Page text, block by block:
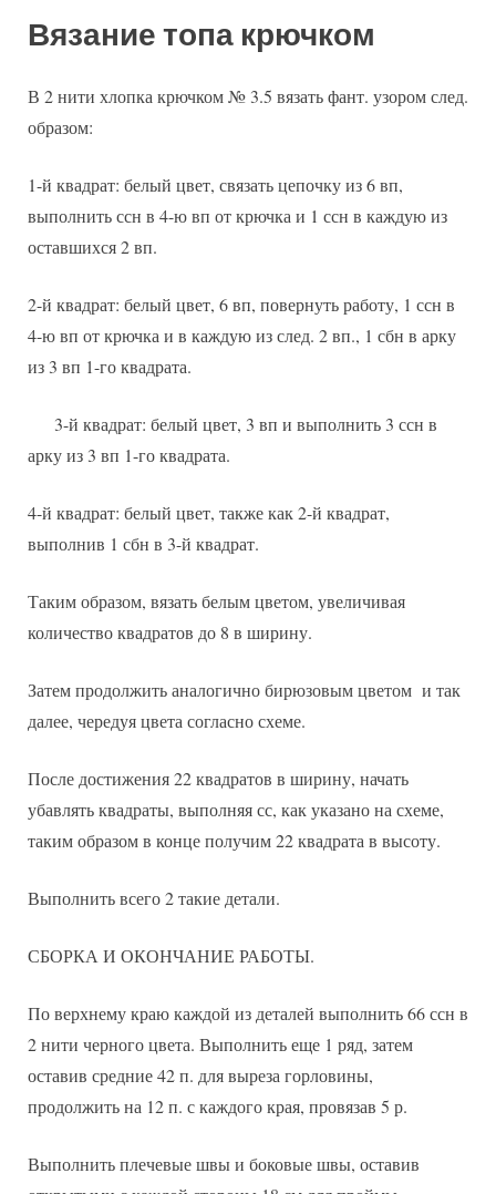
Вязание топа крючком
В 2 нити хлопка крючком № 3.5 вязать фант. узором след.
образом:
1-й квадрат: белый цвет, связать цепочку из 6 вп,
выполнить ссн в 4-ю вп от крючка и 1 ссн в каждую из
оставшихся 2 вп.
2-й квадрат: белый цвет, 6 вп, повернуть работу, 1 ссн в
4-ю вп от крючка и в каждую из след. 2 вп., 1 сбн в арку
из 3 вп 1-го квадрата.
3-й квадрат: белый цвет, 3 вп и выполнить 3 ссн в
арку из 3 вп 1-го квадрата.
4-й квадрат: белый цвет, также как 2-й квадрат,
выполнив 1 сбн в 3-й квадрат.
Таким образом, вязать белым цветом, увеличивая
количество квадратов до 8 в ширину.
Затем продолжить аналогично бирюзовым цветом и так
далее, чередуя цвета согласно схеме.
После достижения 22 квадратов в ширину, начать
убавлять квадраты, выполняя сс, как указано на схеме,
таким образом в конце получим 22 квадрата в высоту.
Выполнить всего 2 такие детали.
СБОРКА И ОКОНЧАНИЕ РАБОТЫ.
По верхнему краю каждой из деталей выполнить 66 ссн в
2 нити черного цвета. Выполнить еще 1 ряд, затем
оставив средние 42 п. для выреза горловины,
продолжить на 12 п. с каждого края, провязав 5 р.
Выполнить плечевые швы и боковые швы, оставив